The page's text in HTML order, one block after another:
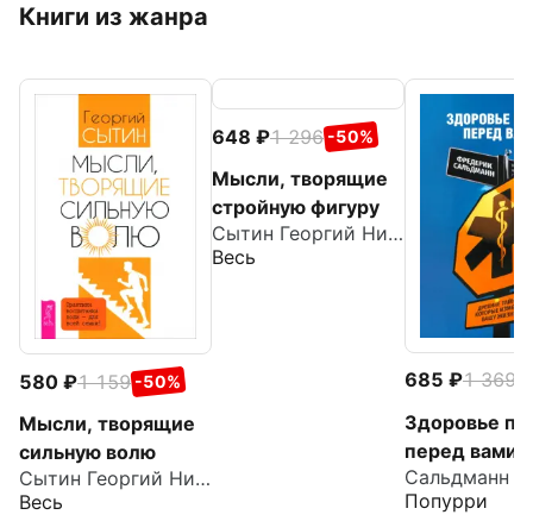
Книги из жанра
580 1 159 -50%
Мысли, творящие
сильную волю
Сытин Георгий Николаевич
Весь
648 1 296 -50%
Мысли, творящие
стройную фигуру
Сытин Георгий Николаевич
Весь
685 1 369
Здоровье
перед вами.
Древние
которые
Попурри